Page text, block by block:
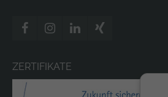
ZERTIFIKATE